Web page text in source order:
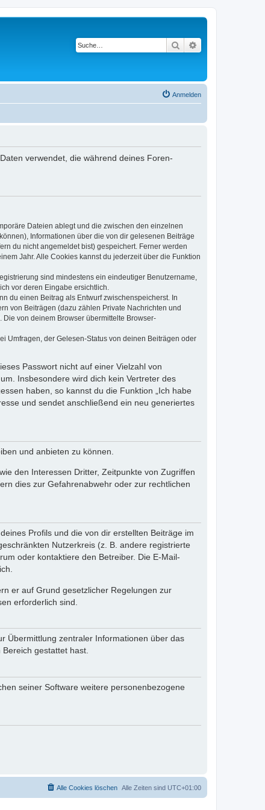
Suche
Anmelden
verwendet, die während deines Foren-
Dateien ablegt und die zwischen den einzelnen
Informationen über die von dir gelesenen Beiträge
du nicht angemeldet bist) gespeichert. Ferner werden
Jahr. Alle Cookies kannst du jederzeit über die Funktion
sind mindestens ein eindeutiger Benutzername,
vor deren Eingabe ersichtlich.
du einen Beitrag als Entwurf zwischenspeicherst. In
von Beiträgen (dazu zählen Private Nachrichten und
von deinem Browser übermittelte Browser-
Umfragen, der Gelesen-Status von deinen Beiträgen oder
Passwort nicht auf einer Vielzahl von
Insbesondere wird dich kein Vertreter des
haben, so kannst du die Funktion „Ich habe
und sendet anschließend ein neu generiertes
und anbieten zu können.
den Interessen Dritter, Zeitpunkte von Zugriffen
dies zur Gefahrenabwehr oder zur rechtlichen
Profils und die von dir erstellten Beiträge im
Nutzerkreis (z. B. andere registrierte
oder kontaktiere den Betreiber. Die E-Mail-
er auf Grund gesetzlicher Regelungen zur
erforderlich sind.
Übermittlung zentraler Informationen über das
gestattet hast.
seiner Software weitere personenbezogene
Alle Zeiten sind UTC+01:00
Alle Cookies löschen